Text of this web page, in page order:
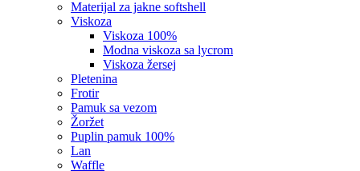
materijal za jakne softshell
viskoza
viskoza 100%
modna viskoza sa lycrom
viskoza žersej
pletenina
frotir
pamuk sa vezom
žoržet
puplin pamuk 100%
lan
waffle